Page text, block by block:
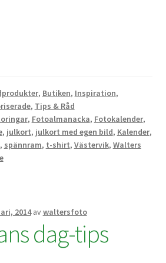
, Butiken, Inspiration,
, Tips & Råd
, Fotoalmanacka, Fotokalender,
, julkort, julkort med egen bild, Kalender,
, spännram, t-shirt, Västervik, Walters
2014 avwaltersfoto
dag-tips